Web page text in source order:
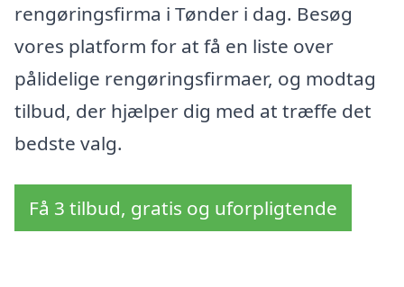
rengøringsfirma i Tønder i dag. Besøg
vores platform for at få en liste over
pålidelige rengøringsfirmaer, og modtag
tilbud, der hjælper dig med at træffe det
bedste valg.
Få 3 tilbud, gratis og uforpligtende